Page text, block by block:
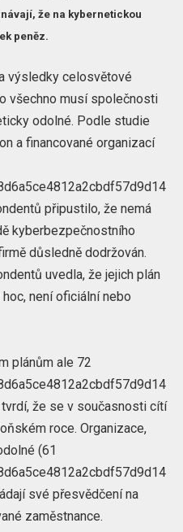
že na kybernetickou
peněz.
výsledky celosvětové
všechno musí společnosti
odolné. Podle studie
a financované organizací
připustilo, že nemá
kyberbezpečnostního
důsledně dodržován.
uvedla, že jejich plán
není oficiální nebo
plánům ale 72
že se v současnosti cítí
roce. Organizace,
(61
své přesvědčení na
zaměstnance.